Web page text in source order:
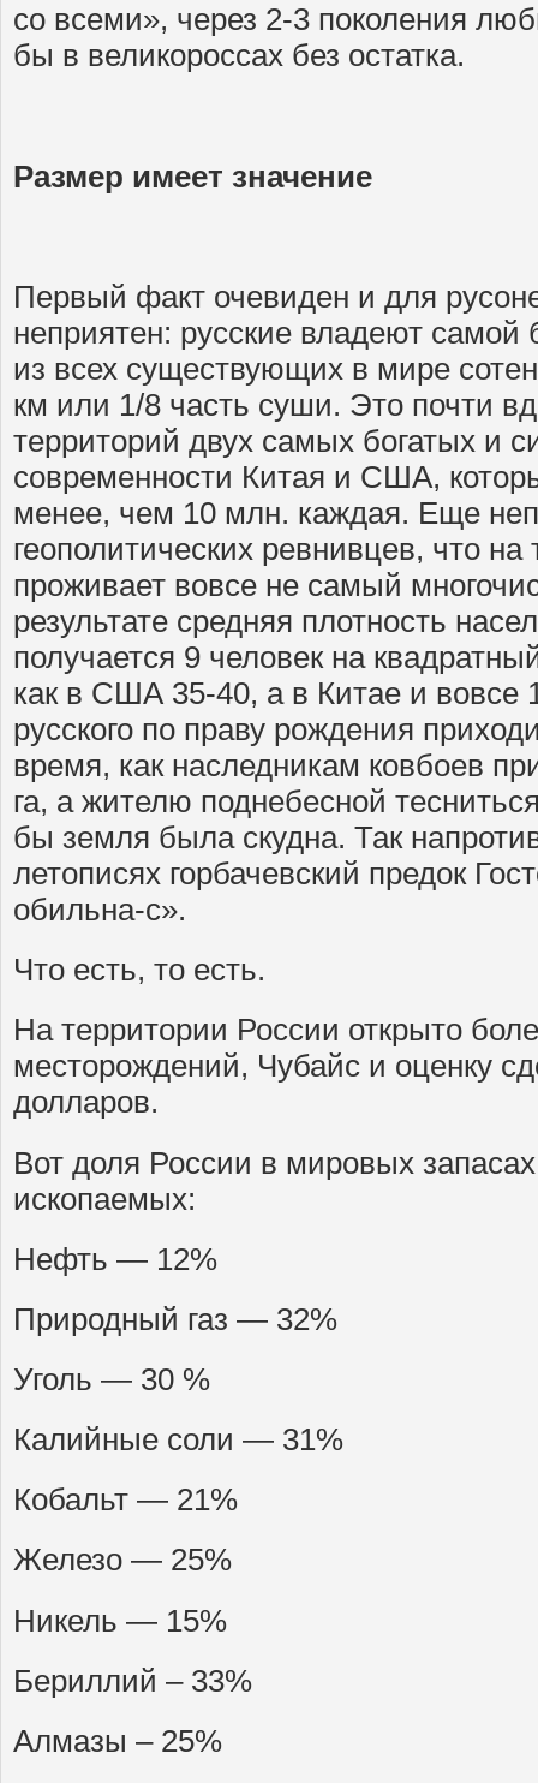
со всеми», через 2-3 поколения
бы в великороссах без остатка.
Размер имеет значение
Первый факт очевиден и для
неприятен: русские владеют
из всех существующих в мире
км или 1/8 часть суши. Это почти
территорий двух самых богатых и
современности Китая и США,
менее, чем 10 млн. каждая. Еще
геополитических ревнивцев, что на
проживает вовсе не самый
результате средняя плотность
получается 9 человек на
как в США 35-40, а в Китае и вовсе
русского по праву рождения
время, как наследникам ковбоев
га, а жителю поднебесной
бы земля была скудна. Так
летописях горбачевский предок
обильна-с».
Что есть, то есть.
На территории России открыто
месторождений, Чубайс и оценку
долларов.
Вот доля России в мировых
ископаемых:
Нефть — 12%
Природный газ — 32%
Уголь — 30 %
Калийные соли — 31%
Кобальт — 21%
Железо — 25%
Никель — 15%
Бериллий – 33%
Алмазы – 25%